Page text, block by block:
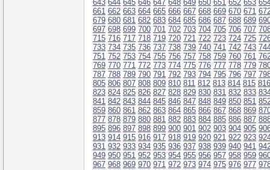
643 644 645 646 647 648 649 650 651 652 653
661 662 663 664 665 666 667 668 669 670 671
679 680 681 682 683 684 685 686 687 688 689
697 698 699 700 701 702 703 704 705 706 707
715 716 717 718 719 720 721 722 723 724 725
733 734 735 736 737 738 739 740 741 742 743
751 752 753 754 755 756 757 758 759 760 761
769 770 771 772 773 774 775 776 777 778 779
787 788 789 790 791 792 793 794 795 796 797
805 806 807 808 809 810 811 812 813 814 815 816
823 824 825 826 827 828 829 830 831 832 833
841 842 843 844 845 846 847 848 849 850 851
859 860 861 862 863 864 865 866 867 868 869
877 878 879 880 881 882 883 884 885 886 887
895 896 897 898 899 900 901 902 903 904 905
913 914 915 916 917 918 919 920 921 922 923
931 932 933 934 935 936 937 938 939 940 941
949 950 951 952 953 954 955 956 957 958 959
967 968 969 970 971 972 973 974 975 976 977